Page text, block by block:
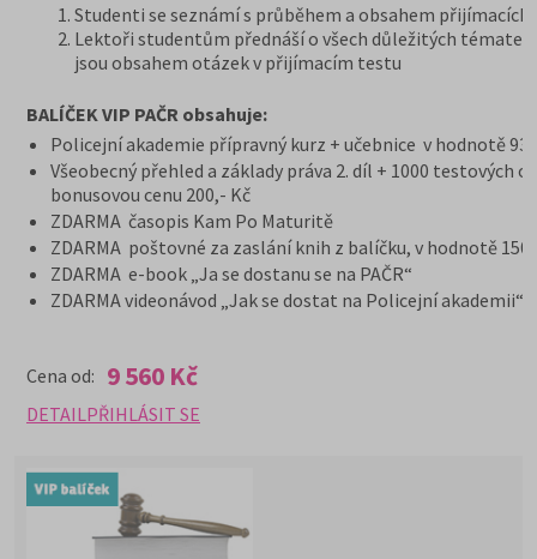
Studenti se seznámí s průběhem a obsahem přijímacích
Lektoři studentům přednáší o všech důležitých
jsou obsahem otázek v přijímacím testu
BALÍČEK VIP PAČR obsahuje:
Policejní akademie přípravný kurz + učebnice v hodnotě
Všeobecný přehled a základy práva 2. díl + 1000 testových
bonusovou cenu 200,- Kč
ZDARMA časopis Kam Po Maturitě
ZDARMA poštovné za zaslání knih z balíčku, v hodnotě
ZDARMA e-book „Ja se dostanu se na PAČR“
ZDARMA videonávod „Jak se dostat na Policejní akademii“
Cena od: 9 560 Kč
DETAIL PŘIHLÁSIT SE